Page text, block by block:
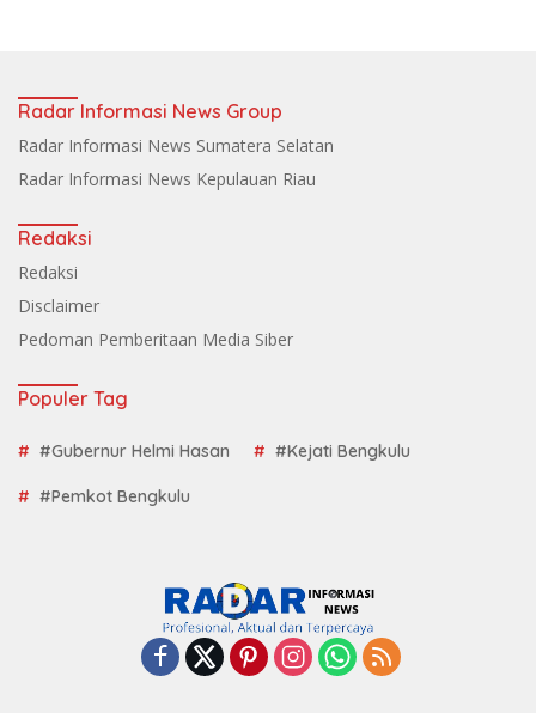
Radar Informasi News Group
Radar Informasi News Sumatera Selatan
Radar Informasi News Kepulauan Riau
Redaksi
Redaksi
Disclaimer
Pedoman Pemberitaan Media Siber
Populer Tag
#Gubernur Helmi Hasan #Kejati Bengkulu
#Pemkot Bengkulu